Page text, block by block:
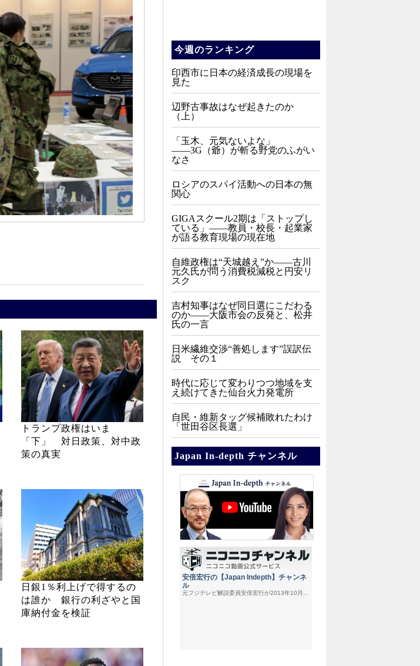
トランプ政権はいま
「下」 対日政策、対中政
策の真実
日銀1％利上げで得するの
は誰か 銀行の利ざやと国
庫納付金を検証
今週のランキング
印西市に日本の経済成長の現場を
見た
辺野古事故はなぜ起きたのか
（上）
「玉木、元気ないよな」
――3G（爺）が斬る野党のふがい
なさ
ロシアのスパイ活動への日本の無
関心
GIGAスクール2期は「ストップし
ている」——教員・校長・起業家
が語る教育現場の現在地
自維政権は“天城越え”か――古川
元久氏が問う消費税減税と円安リ
スク
吉村知事はなぜ同日選にこだわる
のか――大阪市会の反発と、松井
氏の一言
日米繊維交渉“善処します”誤訳伝
説 その１
時代に応じて変わりつつ地域を支
え続けてきた仙台火力発電所
自民・維新タッグ候補敗れたわけ
「世田谷区長選」
Japan In-depth チャンネル